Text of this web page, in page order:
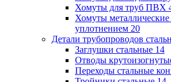
Хомуты для труб ПВХ
Хомуты
уплотнением 20
Детали трубопроводов
Заглушки стальные 14
Отводы
Переходы стальные